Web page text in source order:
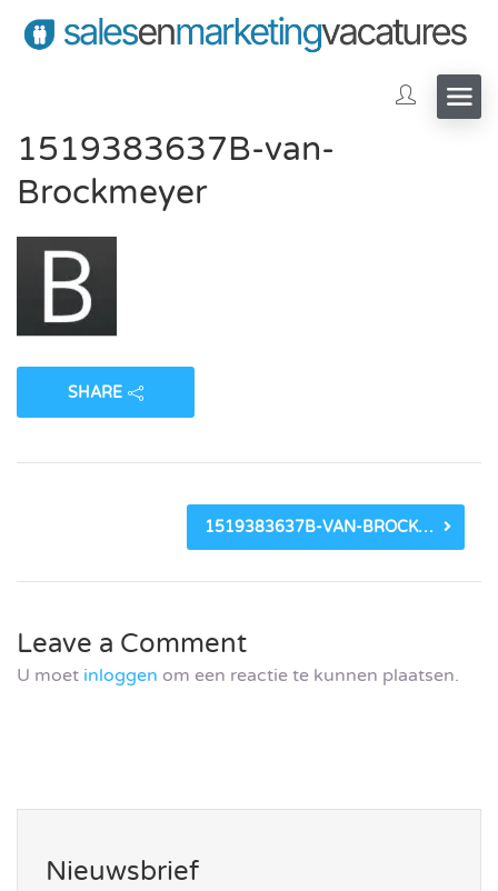
1519383637B-van-
Brockmeyer
SHARE
1519383637B-VAN-BROCKMEYER
Leave a Comment
U moet inloggen om een reactie te kunnen plaatsen.
Nieuwsbrief